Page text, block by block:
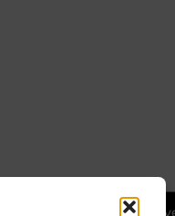
Ga Naar